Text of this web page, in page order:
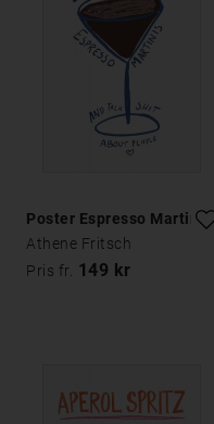
Poster Espresso Martinis
Athene Fritsch
Pris fr. 149 kr